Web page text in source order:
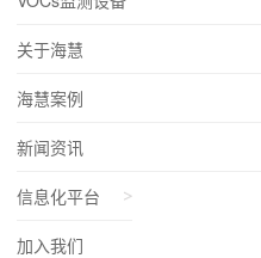
关于海慧
海慧案例
新闻资讯
信息化平台
加入我们